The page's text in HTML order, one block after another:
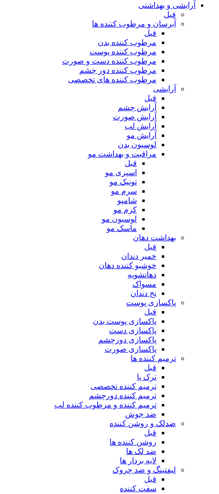
آرایشی و بهداشتی
قبل
آبرسان و مرطوب کننده ها
قبل
مرطوب کننده بدن
مرطوب کننده پوست
مرطوب کننده دست و صورت
مرطوب کننده دور چشم
مرطوب کننده های تخصصی
آرایشی
قبل
آرایش چشم
آرایش صورت
آرایش لب
آرایش مو
لوسیون بدن
مراقبت و بهداشت مو
قبل
اسپری مو
تونیک مو
سرم مو
شامپو
کرم مو
لوسیون مو
ماسک مو
بهداشت دهان
قبل
خمیر دندان
خوشبو کننده دهان
دهانشویه
مسواک
نخ دندان
پاکسازی پوست
قبل
پاکسازی پوست بدن
پاکسازی دست
پاکسازی دورچشم
پاکسازی صورت
ترمیم کننده ها
قبل
ترک پا
ترمیم کننده تخصصی
ترمیم کننده دورچشم
ترمیم کننده و مرطوب کننده لب
ضد جوش
ضدلک و روشن کننده
قبل
روشن کننده ها
ضد لک ها
لایه بردار ها
لیفتینگ و ضد چروک
قبل
سفت کننده